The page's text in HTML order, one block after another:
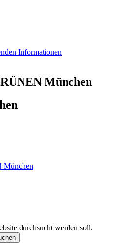
Informationen
München
durchsucht werden soll.